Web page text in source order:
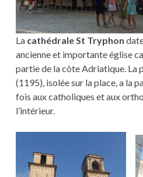
La cathédrale St Tryphon
ancienne et importante église
partie de la côte Adriatique. La
(1195), isolée sur la place, a la
fois aux catholiques et aux
l’intérieur.